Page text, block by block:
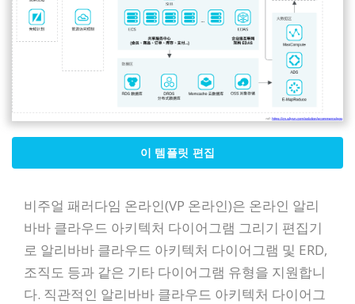
이 템플릿 편집
비주얼 패러다임 온라인(VP 온라인)은 온라인 알리
바바 클라우드 아키텍처 다이어그램 그리기 편집기
로 알리바바 클라우드 아키텍처 다이어그램 및 ERD,
조직도 등과 같은 기타 다이어그램 유형을 지원합니
다. 직관적인 알리바바 클라우드 아키텍처 다이어그